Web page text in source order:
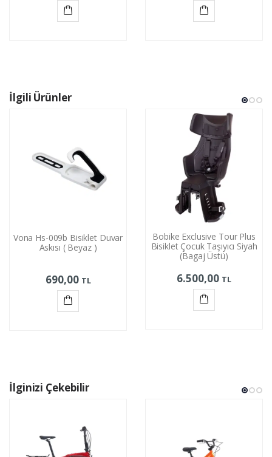
İlgili Ürünler
Vona Hs-009b Bisiklet Duvar
Askısı ( Beyaz )
690,00 TL
Bobike Exclusive Tour Plus
Bisiklet Çocuk Taşıyıcı Siyah
(Bagaj Üstü)
6.500,00 TL
İlginizi Çekebilir